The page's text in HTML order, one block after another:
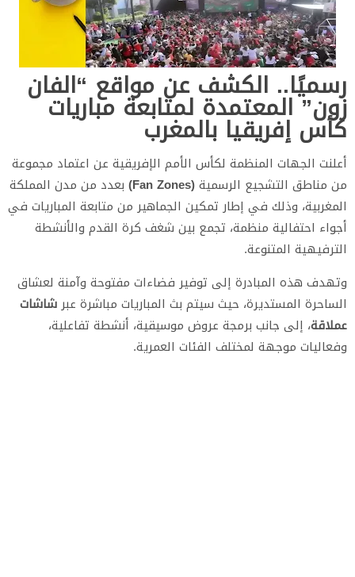
رسميًا.. الكشف عن مواقع “الفان
زون” المعتمدة لمتابعة مباريات
كأس إفريقيا بالمغرب
أعلنت الجهات المنظمة لكأس الأمم الإفريقية عن اعتماد مجموعة
من مناطق التشجيع الرسمية(Fan Zones)
بعدد من مدن المملكة
المغربية، وذلك في إطار تمكين الجماهير من متابعة المباريات في
أجواء احتفالية منظمة، تجمع بين شغف كرة القدم والأنشطة
الترفيهية المتنوعة.
وتهدف هذه المبادرة إلى توفير فضاءات مفتوحة وآمنة لعشاق
الساحرة المستديرة، حيث سيتم بث المباريات مباشرة عبرشاشات
عملاقة، إلى جانب برمجة عروض موسيقية، أنشطة تفاعلية،
وفعاليات موجهة لمختلف الفئات العمرية.